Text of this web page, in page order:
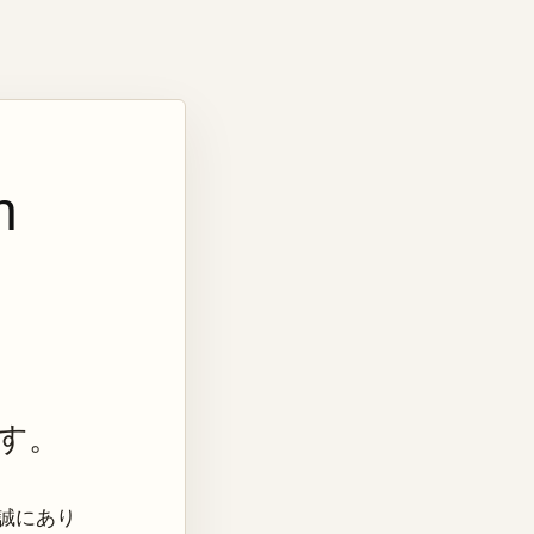
にあり